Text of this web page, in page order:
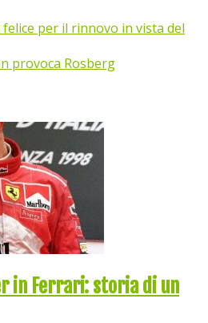
felice per il rinnovo in vista del
provoca Rosberg
in Ferrari: storia di un